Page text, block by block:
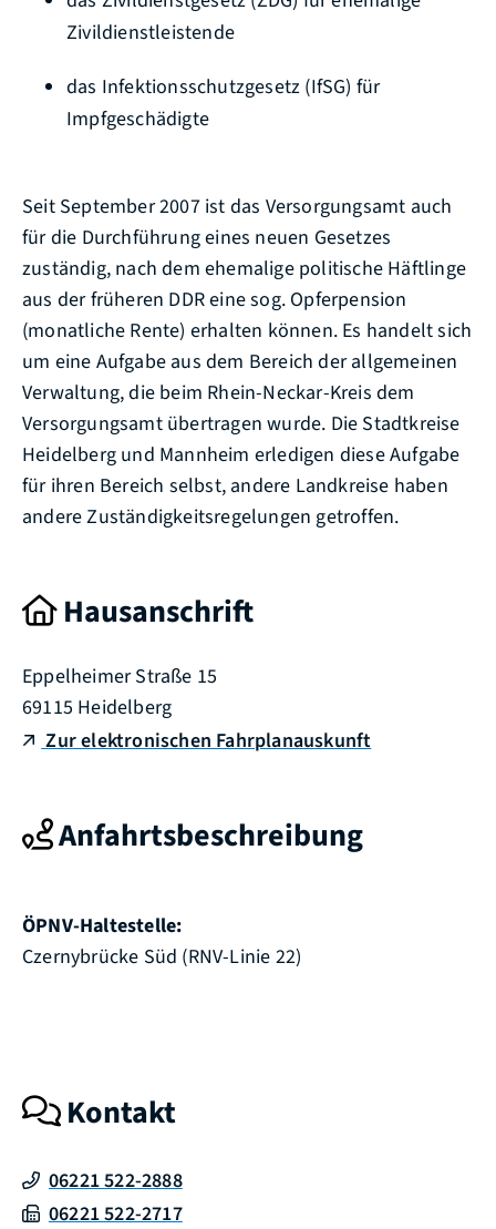
Zivildienstleistende
das Infektionsschutzgesetz (IfSG) für
Impfgeschädigte
Seit September 2007 ist das Versorgungsamt auch
für die Durchführung eines neuen Gesetzes
zuständig, nach dem ehemalige politische Häftlinge
aus der früheren DDR eine sog. Opferpension
(monatliche Rente) erhalten können. Es handelt sich
um eine Aufgabe aus dem Bereich der allgemeinen
Verwaltung, die beim Rhein-Neckar-Kreis dem
Versorgungsamt übertragen wurde. Die Stadtkreise
Heidelberg und Mannheim erledigen diese Aufgabe
für ihren Bereich selbst, andere Landkreise haben
andere Zuständigkeitsregelungen getroffen.
Hausanschrift
Eppelheimer Straße 15
69115 Heidelberg
Zur elektronischen Fahrplanauskunft
Anfahrtsbeschreibung
ÖPNV-Haltestelle:
Czernybrücke Süd (RNV-Linie 22)
Kontakt
06221 522-2888
06221 522-2717